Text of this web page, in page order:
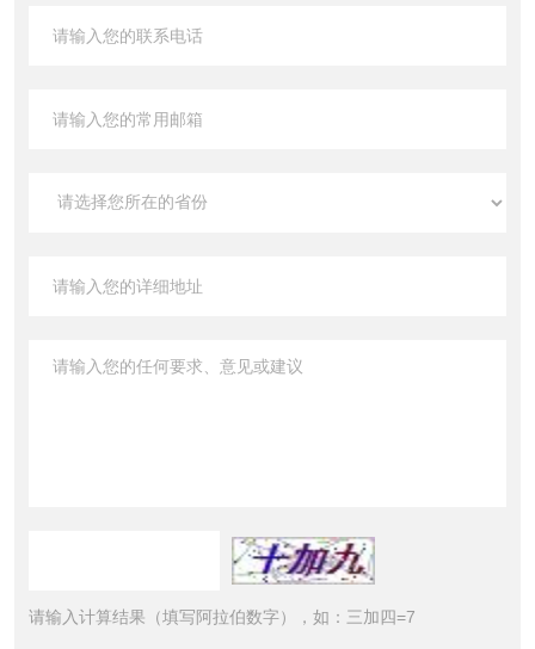
请输入计算结果（填写阿拉伯数字），如：三加四=7